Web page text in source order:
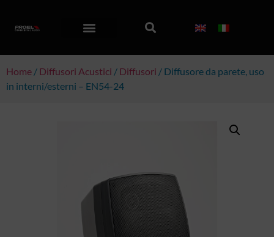
Home / Diffusori Acustici / Diffusori / Diffusore da parete, uso
in interni/esterni – EN54-24